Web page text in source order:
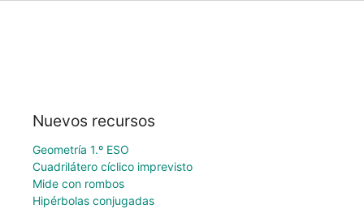
Nuevos recursos
Geometría 1.º ESO
Cuadrilátero cíclico imprevisto
Mide con rombos
Hipérbolas conjugadas